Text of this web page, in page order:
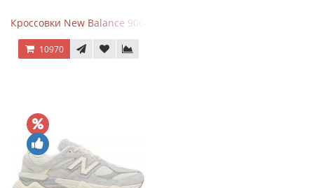
Кроссовки New Balance 9060 x Joe Freshgoods Dark Grey
10970